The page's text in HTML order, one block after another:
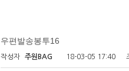
우편발송봉투16
작성자 주원BAG 18-03-05 17:40